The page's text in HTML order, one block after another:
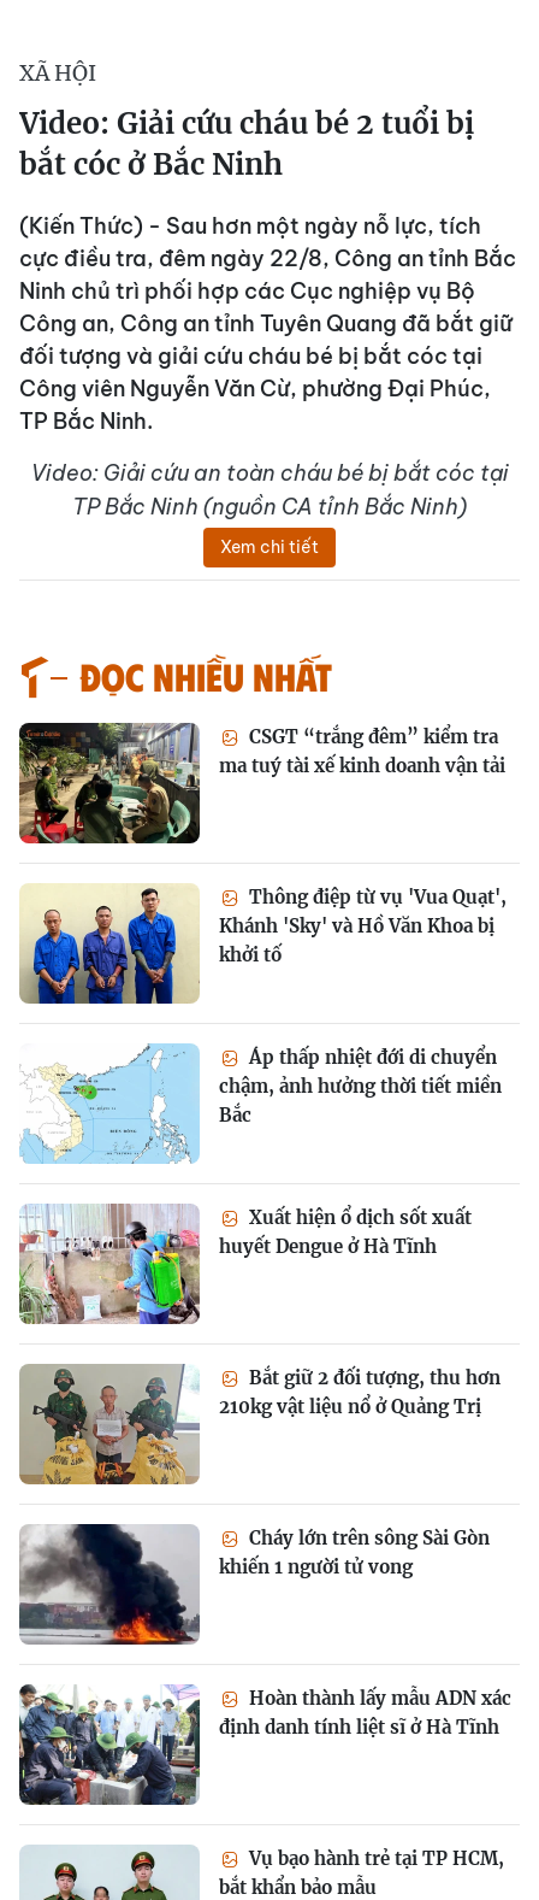
XÃ HỘI
Video: Giải cứu cháu bé 2 tuổi bị
bắt cóc ở Bắc Ninh
(Kiến Thức) - Sau hơn một ngày nỗ lực, tích
cực điều tra, đêm ngày 22/8, Công an tỉnh Bắc
Ninh chủ trì phối hợp các Cục nghiệp vụ Bộ
Công an, Công an tỉnh Tuyên Quang đã bắt giữ
đối tượng và giải cứu cháu bé bị bắt cóc tại
Công viên Nguyễn Văn Cừ, phường Đại Phúc,
TP Bắc Ninh.
Video: Giải cứu an toàn cháu bé bị bắt cóc tại
TP Bắc Ninh (nguồn CA tỉnh Bắc Ninh)
Xem chi tiết
Đọc nhiều nhất
CSGT “trắng đêm” kiểm tra
ma tuý tài xế kinh doanh vận tải
Thông điệp từ vụ 'Vua Quạt',
Khánh 'Sky' và Hồ Văn Khoa bị
khởi tố
Áp thấp nhiệt đới di chuyển
chậm, ảnh hưởng thời tiết miền
Bắc
Xuất hiện ổ dịch sốt xuất
huyết Dengue ở Hà Tĩnh
Bắt giữ 2 đối tượng, thu hơn
210kg vật liệu nổ ở Quảng Trị
Cháy lớn trên sông Sài Gòn
khiến 1 người tử vong
Hoàn thành lấy mẫu ADN xác
định danh tính liệt sĩ ở Hà Tĩnh
Vụ bạo hành trẻ tại TP HCM,
bắt khẩn bảo mẫu